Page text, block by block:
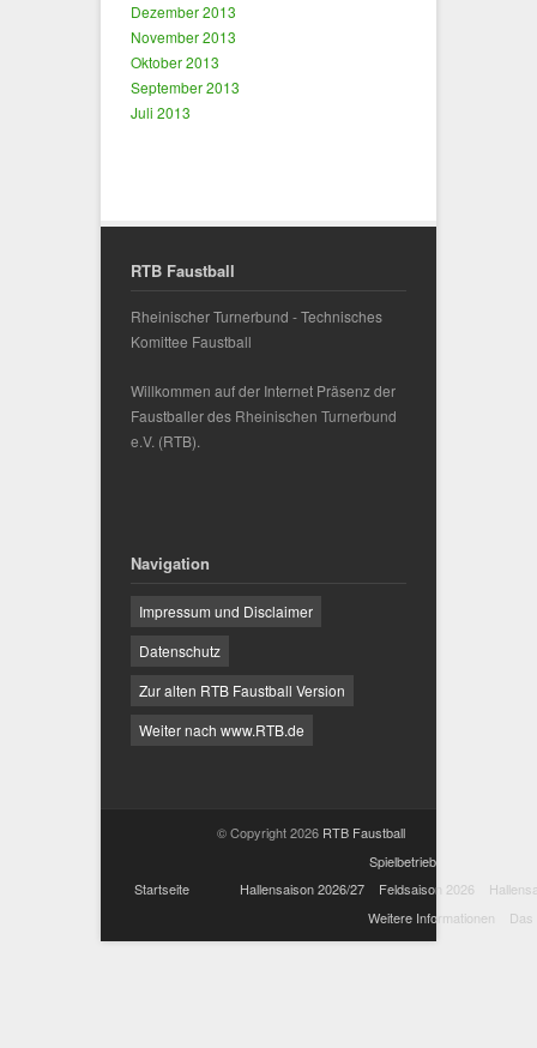
Dezember 2013
November 2013
Oktober 2013
September 2013
Juli 2013
RTB Faustball
Rheinischer Turnerbund - Technisches
Komittee Faustball
Willkommen auf der Internet Präsenz der
Faustballer des Rheinischen Turnerbund
e.V. (RTB).
Navigation
Impressum und Disclaimer
Datenschutz
Zur alten RTB Faustball Version
Weiter nach www.RTB.de
© Copyright 2026 RTB Faustball
Startseite
Spielbetrieb
Hallensaison 2026/27
Feldsaison 2026
Weitere Informationen
Das